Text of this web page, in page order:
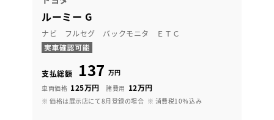
ルーミー G
ナビ フルセグ バックモニタ ＥＴＣ
支払総額 137 万円
車両価格 125万円 諸費用 12万円
※ 価格は展示店にて8月登録の場合 ※ 消費税10％込み